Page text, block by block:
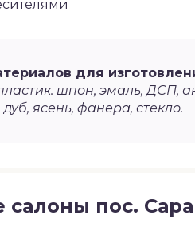
для
шпон, эмаль, ДСП,
ясень, фанера, стекло.
пос.